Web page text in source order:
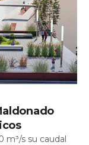
m³/s su caudal